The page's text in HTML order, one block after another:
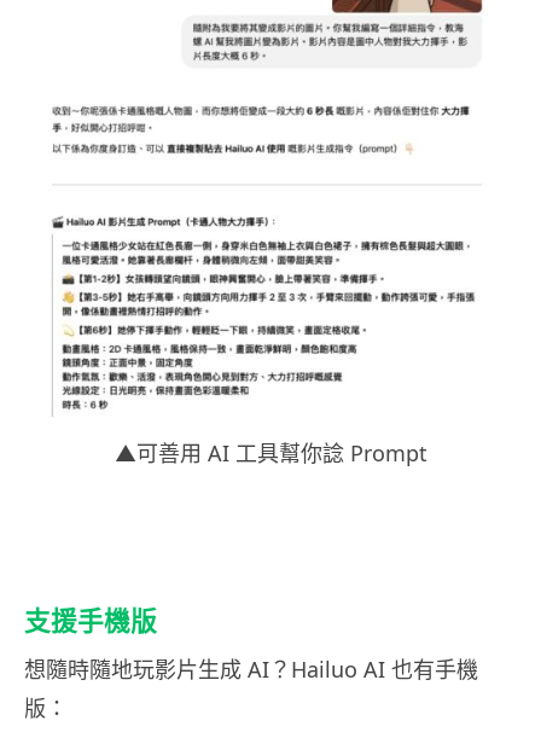
▲可善用 AI 工具幫你諗 Prompt
支援手機版
想隨時隨地玩影片生成 AI？Hailuo AI 也有手機
版：